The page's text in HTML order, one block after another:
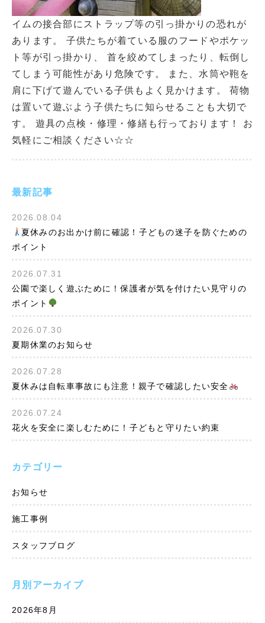
最新記事
2026.08.04
夏休みのお出かけ前に確認！子どもの迷子を防ぐための
ポイント
2026.07.31
公園で楽しく遊ぶために！保護者が気を付けたい見守りの
ポイント
2026.07.30
夏期休業のお知らせ
2026.07.28
夏休みは自転車事故にも注意！親子で確認したい安全
2026.07.24
花火を安全に楽しむために！子どもと守りたい約束
カテゴリー
お知らせ
施工事例
スタッフブログ
月別アーカイブ
2026年8月
イムの接合部にストラップ等の引っ掛かりの恐れが
あります。 子供たちが着ている服のフードやポケッ
ト等が引っ掛かり、 首を絞めてしまったり、転倒し
てしまう可能性があり危険です。 また、水筒や鞄を
肩に下げて遊んでいる子供もよく見かけます。 荷物
は置いて遊ぶよう子供たちに知らせることも大切で
す。 遊具の点検・修理・修繕も行っております！ お
気軽にご相談ください☆☆